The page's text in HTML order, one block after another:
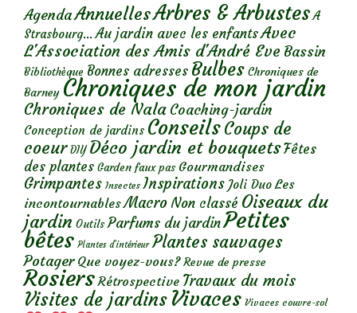
AgendaAnnuellesArbres & Arbustes A
Strasbourg... Au jardin avec les enfantsAvec
L'Association des Amis d'André Eve Bassin
Bibliothèque Bonnes adresses Bulbes Chroniques de
Barney Chroniques de mon jardin
Chroniques de Nala Coaching-jardin
Conception de jardins ConseilsCoups de
coeur DIY Déco jardin et bouquetsFêtes
des plantes Garden faux pas Gourmandises
Grimpantes Insectes Inspirations Joli Duo Les
incontournables Macro Non classé Oiseaux du
jardin Outils Parfums du jardinPetites
bêtes Plantes d’intérieur Plantes sauvages
Potager Que voyez-vous? Revue de presse
Rosiers Rétrospective Travaux du mois
Visites de jardins Vivaces Vivaces couvre-sol